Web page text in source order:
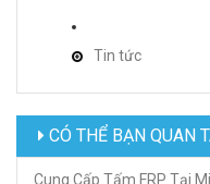
Tin tức
CÓ THỂ BẠN QUAN
Cung Cấp Tấm FRP Tại